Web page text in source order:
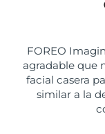
FOREO
agradable que
facial casera
similar a la